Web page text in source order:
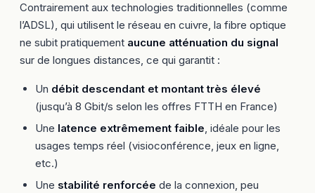
Contrairement aux technologies traditionnelles (comme
l’ADSL), qui utilisent le réseau en cuivre, la fibre optique
ne subit pratiquement aucune atténuation du signal
sur de longues distances, ce qui garantit :
Un débit descendant et montant très élevé
(jusqu’à 8 Gbit/s selon les offres FTTH en France)
Une latence extrêmement faible, idéale pour les
usages temps réel (visioconférence, jeux en ligne,
etc.)
Une stabilité renforcée de la connexion, peu